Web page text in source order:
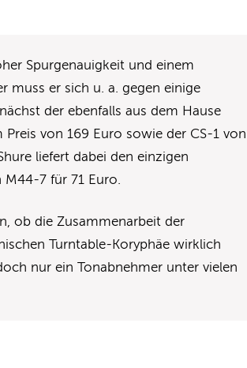
Spurgenauigkeit und einem
muss er sich u. a. gegen einige
der ebenfalls aus dem Hause
von 169 Euro sowie der CS-1 von
liefert dabei den einzigen
7 für 71 Euro.
ob die Zusammenarbeit der
Turntable-Koryphäe wirklich
nur ein Tonabnehmer unter vielen